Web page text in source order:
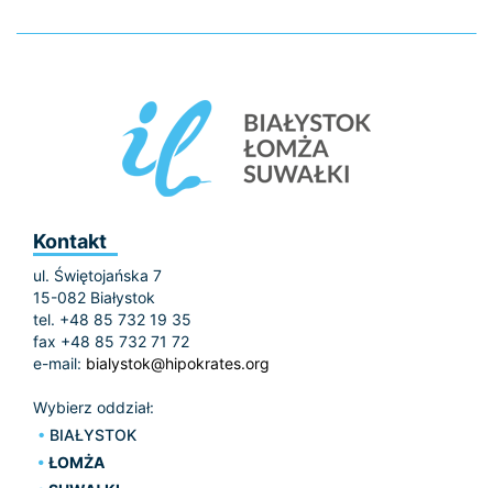
Kontakt
ul. Świętojańska 7
15-082 Białystok
tel. +48 85 732 19 35
fax +48 85 732 71 72
e-mail: bialystok@hipokrates.org
Wybierz oddział:
BIAŁYSTOK
ŁOMŻA